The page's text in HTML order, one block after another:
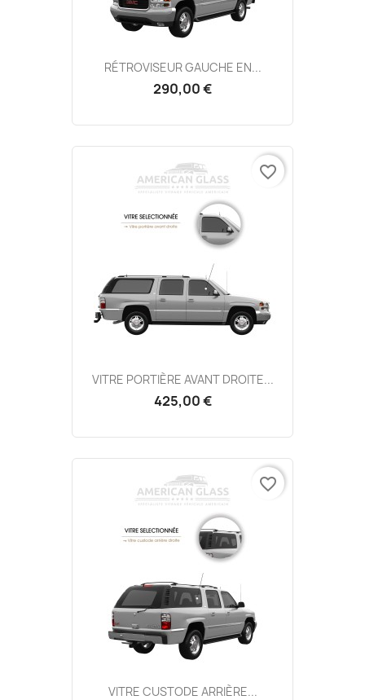
RÉTROVISEUR GAUCHE EN...
290,00 €
VITRE PORTIÈRE AVANT DROITE...
425,00 €
favorite_border
VITRE CUSTODE ARRIÈRE...
favorite_border